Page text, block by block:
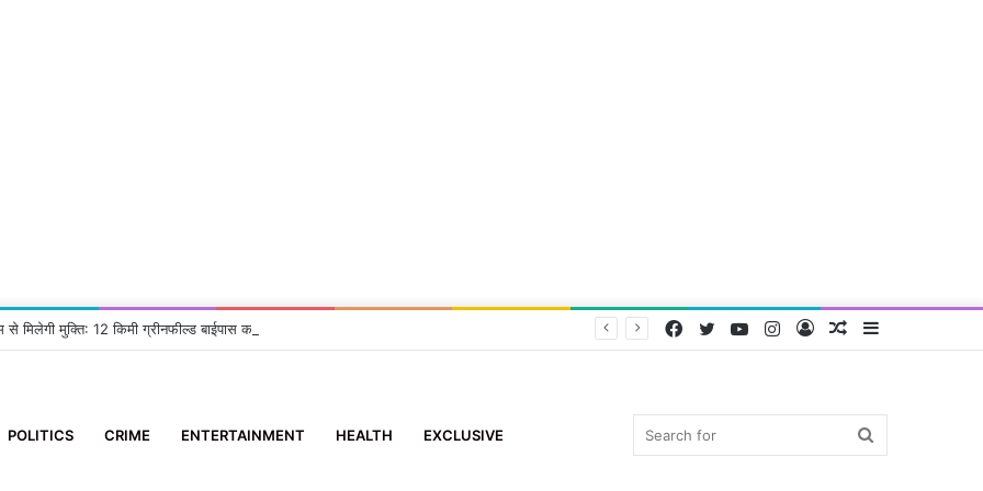
मिलेगी मुक्ति: 12 किमी ग्रीनफील्ड बाईपास का DM ने किया निरीक्षण, दिए सख्त निर्देश
Random
Log
Instagram
YouTube
Twitter
Facebook
POLITICS CRIME ENTERTAINMENT HEALTH EXCLUSIVE